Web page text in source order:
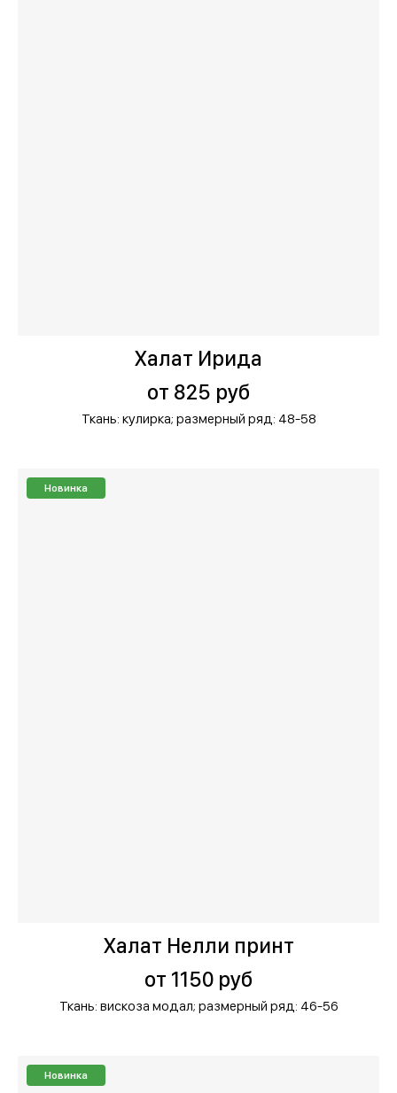
Халат Ирида
от 825 руб
Ткань: кулирка; размерный ряд: 48-58
Новинка
Халат Нелли принт
от 1150 руб
Ткань: вискоза модал; размерный ряд: 46-56
Новинка